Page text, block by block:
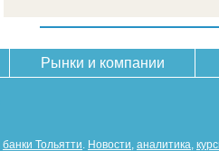
Рынки и компании
банки Тольятти Новости аналитика